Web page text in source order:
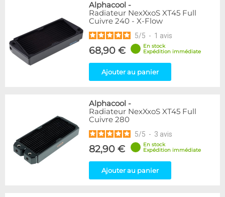
Alphacool -
Radiateur NexXxoS XT45 Full
Cuivre 240 - X-Flow
5/5 - 1 avis
68,90 €
En stock
Expédition immédiate
Ajouter au panier
Alphacool -
Radiateur NexXxoS XT45 Full
Cuivre 280
5/5 - 3 avis
82,90 €
En stock
Expédition immédiate
Ajouter au panier